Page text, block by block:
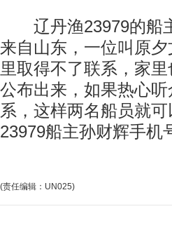
辽丹渔23979的船主
来自山东，一位叫原
里取得不了联系，家
公布出来，如果热心
系，这样两名船员就
23979船主孙财辉手机
(责任编辑：UN025)